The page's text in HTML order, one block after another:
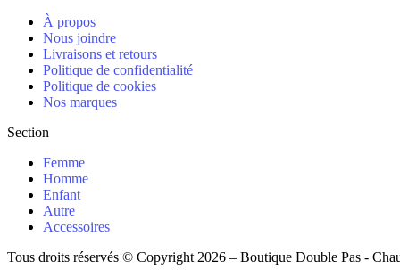
À propos
Nous joindre
Livraisons et retours
Politique de confidentialité
Politique de cookies
Nos marques
Section
Femme
Homme
Enfant
Autre
Accessoires
Tous droits réservés © Copyright 2026 – Boutique Double Pas -